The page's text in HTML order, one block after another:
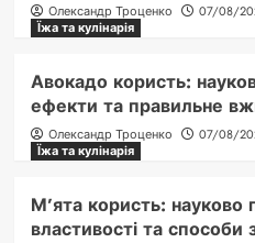
Олександр Троценко
07/08/
Їжа та кулінарія
Авокадо користь:
ефекти та правильне
Олександр Троценко
07/08/
Їжа та кулінарія
М’ята користь: науково
властивості та способи